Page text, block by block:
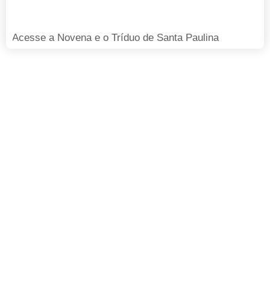
Acesse a Novena e o Tríduo de Santa Paulina